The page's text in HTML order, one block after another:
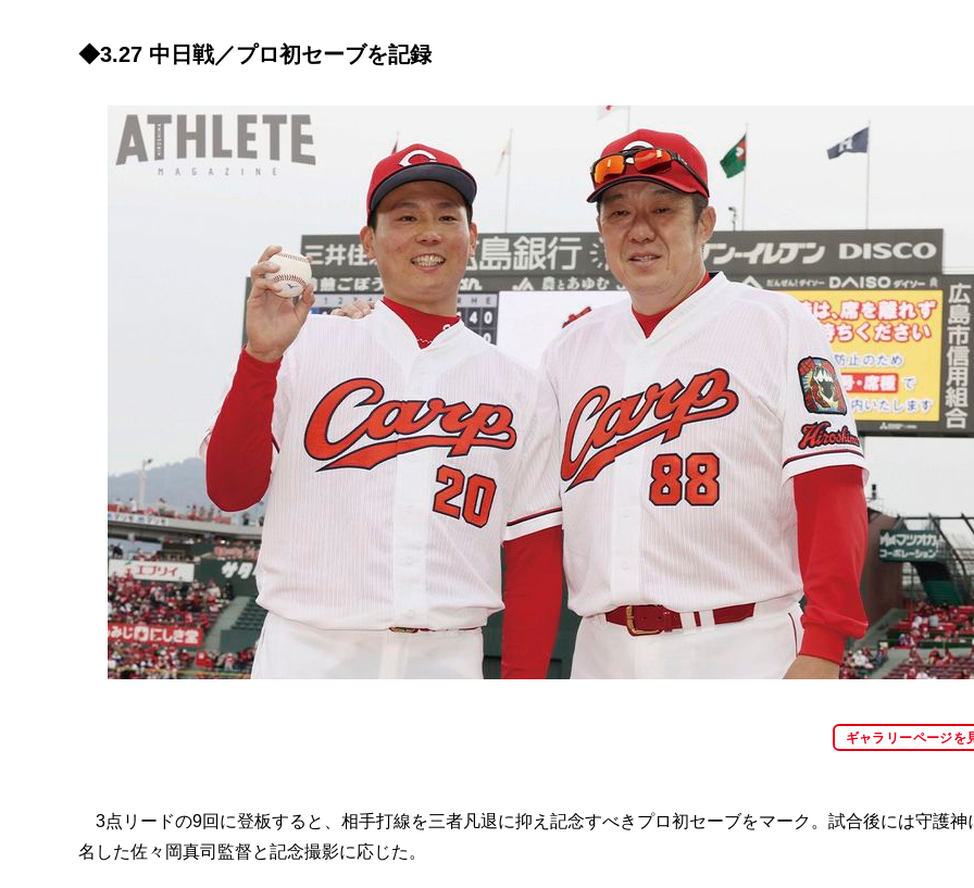
◆3.27 中日戦／プロ初セーブを記録
ギャラリーページを
3点リードの9回に登板すると、相手打線を三者凡退に抑え記念すべきプロ初セーブをマーク。試合後には守護神
名した佐々岡真司監督と記念撮影に応じた。